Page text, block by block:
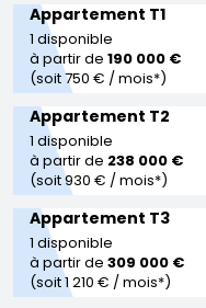
Appartement T1
1 disponible
à partir de190 000 €
(soit 750 € / mois*)
Appartement T2
1 disponible
à partir de 238 000 €
(soit 930 € / mois*)
Appartement T3
1 disponible
à partir de309 000 €
(soit 1 210 € / mois*)